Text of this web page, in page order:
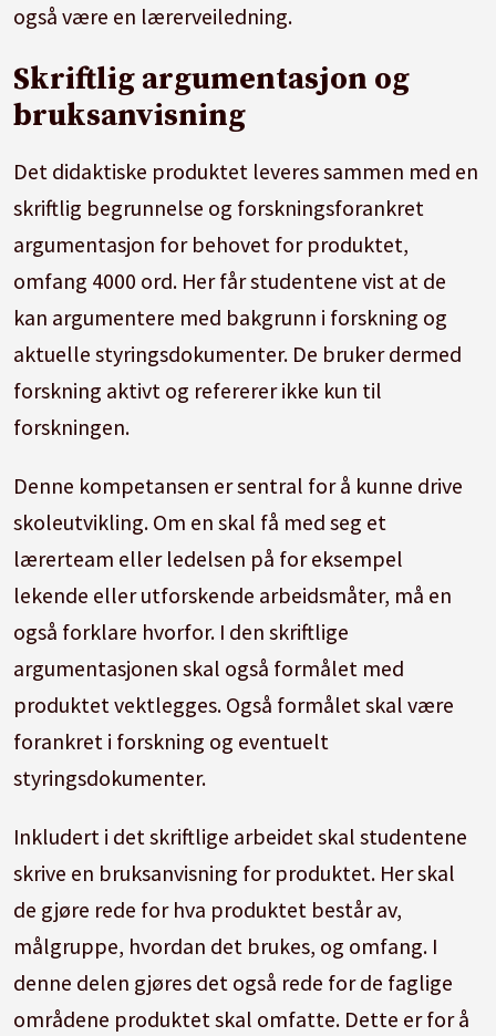
også være en lærerveiledning.
Skriftlig argumentasjon og
bruksanvisning
Det didaktiske produktet leveres sammen med en
skriftlig begrunnelse og forskningsforankret
argumentasjon for behovet for produktet,
omfang 4000 ord. Her får studentene vist at de
kan argumentere med bakgrunn i forskning og
aktuelle styringsdokumenter. De bruker dermed
forskning aktivt og refererer ikke kun til
forskningen.
Denne kompetansen er sentral for å kunne drive
skoleutvikling. Om en skal få med seg et
lærerteam eller ledelsen på for eksempel
lekende eller utforskende arbeidsmåter, må en
også forklare hvorfor. I den skriftlige
argumentasjonen skal også formålet med
produktet vektlegges. Også formålet skal være
forank­ret i forskning og eventuelt
styringsdokumenter.
Inkludert i det skriftlige arbeidet skal studentene
skrive en bruksanvisning for produktet. Her skal
de gjøre rede for hva produktet består av,
målgruppe, hvordan det brukes, og omfang. I
denne delen gjøres det også rede for de faglige
områdene produktet skal omfatte. Dette er for å